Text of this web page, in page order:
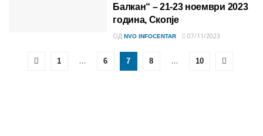
Балкан“ – 21-23 ноември 2023
година, Скопје
ОД NVO INFOCENTAR 07/11/2023
1 … 6 7 8 … 10